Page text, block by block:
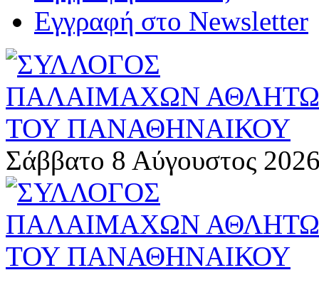
Εγγραφή στο Newsletter
Σάββατο 8 Αύγουστος